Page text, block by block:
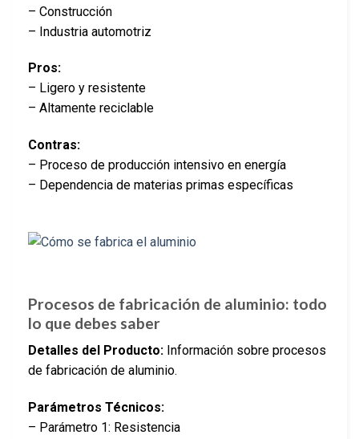
– Construcción
– Industria automotriz
Pros:
– Ligero y resistente
– Altamente reciclable
Contras:
– Proceso de producción intensivo en energía
– Dependencia de materias primas específicas
Procesos de fabricación de aluminio: todo
lo que debes saber
Detalles del Producto: Información sobre procesos
de fabricación de aluminio.
Parámetros Técnicos:
– Parámetro 1: Resistencia